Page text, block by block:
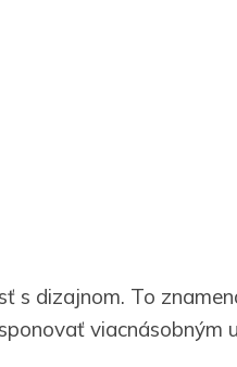
s dizajnom. To
viacnásobným